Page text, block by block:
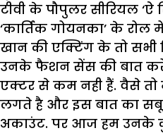
टीवी के पौपुलर सीरियल ‘ऐ
‘कार्तिक गोयनका’ के
खान की एक्टिंग के तो सभी
उनके फैशन सेंस की बात करें
एक्टर से कम नही हैं. वैसे
लगते है और इस बात का
अकाउंट. पर आज हम